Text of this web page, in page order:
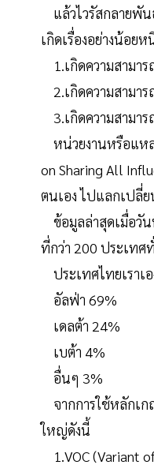
แล้วไวรัสกลายพั
เกิดเรื่องอย่างน้อยห
1.เกิดความสามา
2.เกิดความสามาร
3.เกิดความสามา
หน่วยงานหรือแหล่
on Sharing All
ตนเอง ไปแลกเปลี่
ข้อมูลล่าสุดเมื่อวัน
ที่กว่า 200 ประเทศ
ประเทศไทยเราเ
อัลฟ่า 69%
เดลต้า 24%
เบต้า 4%
อื่นๆ 3%
จากการใช้หลักเ
ใหญ่ดังนี้
1.VOC (Variant